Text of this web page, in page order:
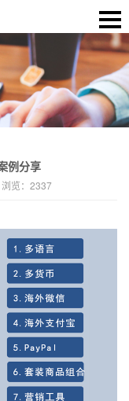
例分享
浏览： 2337